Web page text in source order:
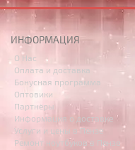
ИНФОРМАЦИЯ
О Нас
Оплата и доставка
Бонусная программа
Оптовики
Партнёры
Информация о доставке
Услуги и цены в Пензе
Ремонт ноутбуков в Пензе